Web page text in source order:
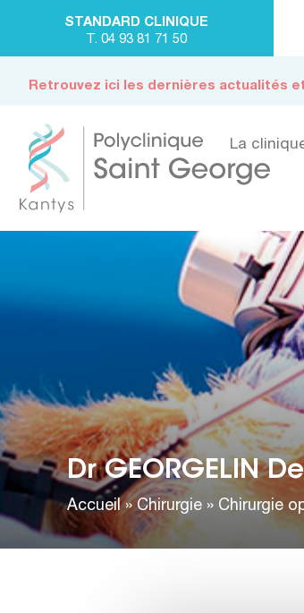
STANDARD CLINIQUE
T. 04 93 81 71 50
Retrouvez ici les dernières actualités
La
Dr GEORGELIN
Accueil» Chirurgie » Chirurgie